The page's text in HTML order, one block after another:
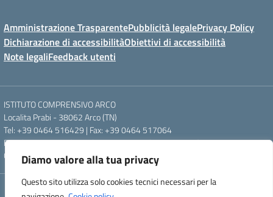
Diamo valore alla tua privacy
Questo sito utilizza solo cookies tecnici necessari per la
Amministrazione TrasparentePubblicità legalePrivacy Policy
Dichiarazione di accessibilitàObiettivi di accessibilità
Note legaliFeedback utenti
ISTITUTO COMPRENSIVO ARCO
Localita Prabi - 38062 Arco (TN)
Tel: +39 0464 516429 | Fax: +39 0464 517064
Email: segr.ic.arco@scuole.provincia.tn.it | PEC: ic.arco@pec.provincia.tn.it
Codice meccanografico: TNIC840005 | Codice fiscale: 93012960220
Concept & Design by Designers Italia